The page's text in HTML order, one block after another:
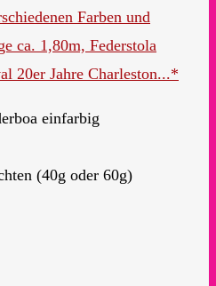
Farben und
ca. 1,80m, Federstola
20er Jahre Charleston...*
einfarbig
(40g oder 60g)